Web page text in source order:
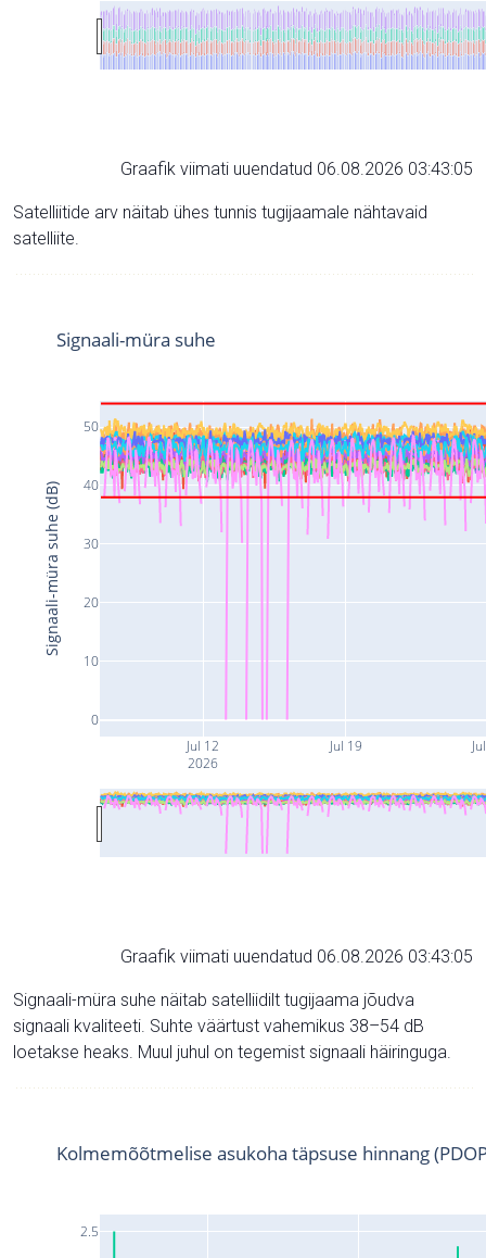
Graafik viimati uuendatud 06.08.2026 03:43:05
Satelliitide arv näitab ühes tunnis tugijaamale nähtavaid
satelliite.
Jul 12
2026
Jul 19
0
10
20
30
40
50
Signaali-müra suhe
Signaali-müra suhe (dB)
Graafik viimati uuendatud 06.08.2026 03:43:05
Signaali-müra suhe näitab satelliidilt tugijaama jõudva
signaali kvaliteeti. Suhte väärtust vahemikus 38–54 dB
loetakse heaks. Muul juhul on tegemist signaali häiringuga.
2.5
Kolmemõõtmelise asukoha täpsuse hinnang